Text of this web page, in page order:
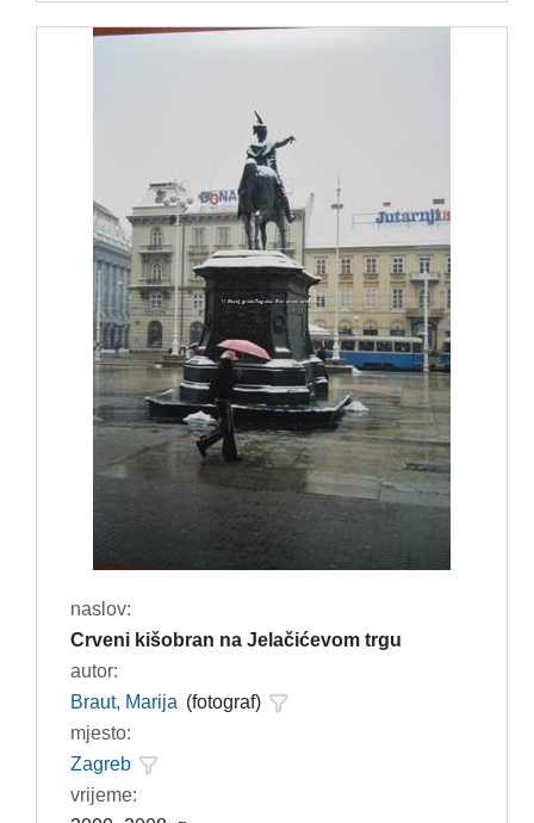
naslov:
Crveni kišobran na Jelačićevom trgu
autor:
Braut, Marija (fotograf)
mjesto:
Zagreb
vrijeme: